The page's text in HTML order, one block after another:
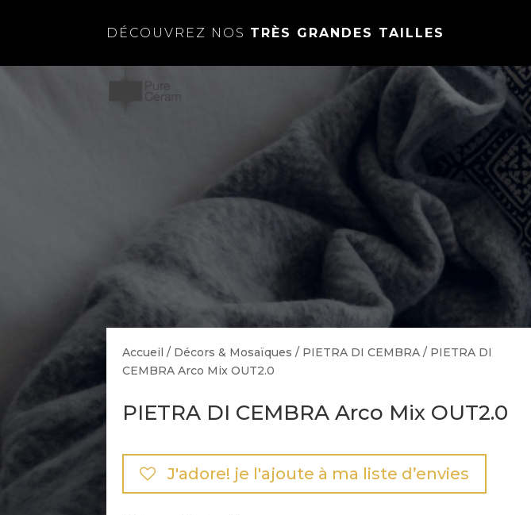
DÉCOUVREZ NOS TRÈS GRANDES TAILLES
Accueil / Décors & Mosaïques / PIETRA DI CEMBRA / PIETRA DI
CEMBRA Arco Mix OUT2.0
PIETRA DI CEMBRA Arco Mix OUT2.0
J'adore! je l'ajoute à ma liste d’envies